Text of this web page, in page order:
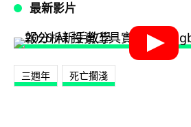
最新影片
三週年 死亡擱淺